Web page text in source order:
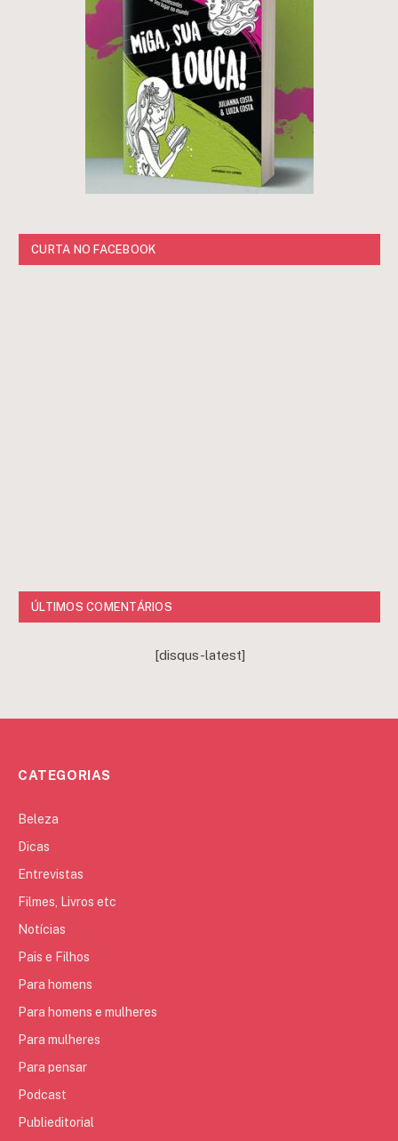
CURTA NO FACEBOOK
ÚLTIMOS COMENTÁRIOS
[disqus-latest]
CATEGORIAS
Beleza
Dicas
Entrevistas
Filmes, Livros etc
Notícias
Pais e Filhos
Para homens
Para homens e mulheres
Para mulheres
Para pensar
Podcast
Publieditorial